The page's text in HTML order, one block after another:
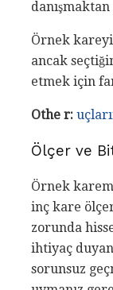
Örnek
ancak
etmek için
Othe r:
Ölçer ve
Örnek
inç kare
zorunda
ihtiyaç
sorunsuz